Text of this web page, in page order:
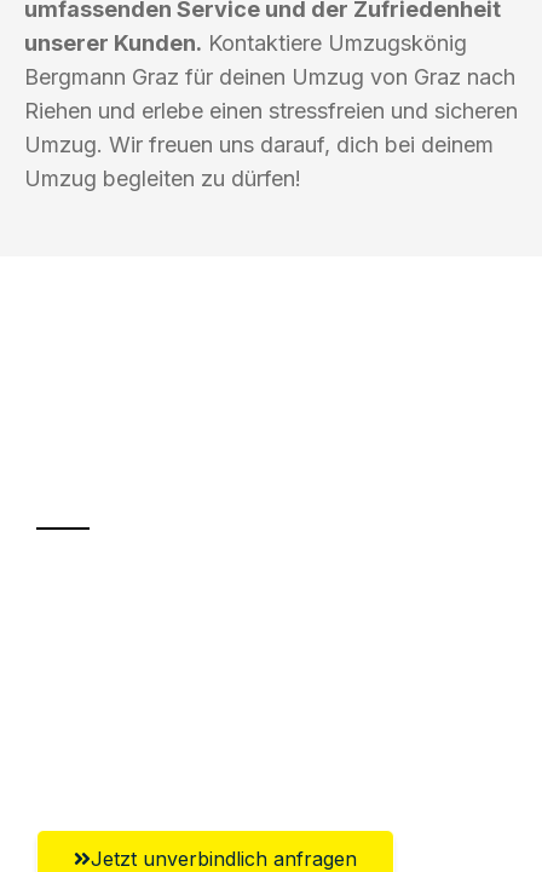
umfassenden Service und der Zufriedenheit
unserer Kunden. Kontaktiere Umzugskönig
Bergmann Graz für deinen Umzug von Graz nach
Riehen und erlebe einen stressfreien und sicheren
Umzug. Wir freuen uns darauf, dich bei deinem
Umzug begleiten zu dürfen!
Jetzt unverbindlich anfragen